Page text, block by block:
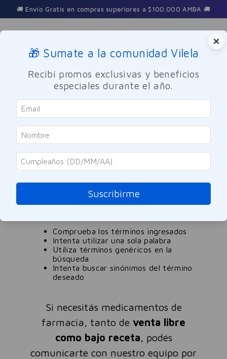
🚚 Envío Gratis en compras superiores a $100.000 AMBA 🚚
Buscar
delineador-rebel-glam-idi-04-paillet-silver
OOPS!
No encontramos ningún resultado para
¿Qué debo hacer?
Comprueba los términos ingresados
Intenta utilizar una sola palabra
Utiliza términos genéricos en la
búsqueda
Intenta buscar sinónimos del término
deseado
Si necesitás medicamentos de
farmacia, tanto de venta libre
como bajo receta, podés
comunicarte con nuestro equipo por
×
🎁 Sumate a la comunidad Vilela
Recibí promos exclusivas y beneficios
especiales durante el año.
Suscribirme